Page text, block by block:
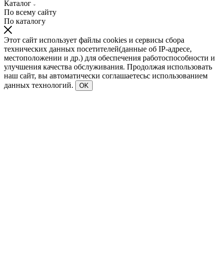
Каталог
По всему сайту
По каталогу
Этот сайт использует файлы cookies и сервисы сбора
технических данных посетителей(данные об IP-адресе,
местоположении и др.) для обеспечения работоспособности и
улучшения качества обслуживания. Продолжая использовать
наш сайт, вы автоматически соглашаетесьс использованием
данных технологий.
OK